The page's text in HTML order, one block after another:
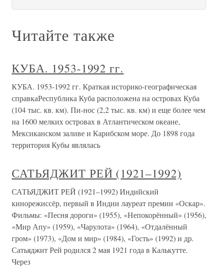
Читайте также
КУБА. 1953-1992 гг.
КУБА. 1953-1992 гг. Краткая историко-географическая
справкаРеспублика Куба расположена на островах Куба
(104 тыс. кв. км). Пи-нос (2,2 тыс. кв. км) и еще более чем
на 1600 мелких островах в Атлантическом океане,
Мексиканском заливе и Карибском море. До 1898 года
территория Кубы являлась
САТЬЯДЖИТ РЕЙ (1921–1992)
САТЬЯДЖИТ РЕЙ (1921–1992) Индийский
кинорежиссёр, первый в Индии лауреат премии «Оскар».
Фильмы: «Песня дороги» (1955), «Непокорённый» (1956),
«Мир Апу» (1959), «Чарулота» (1964), «Отдалённый
гром» (1973), «Дом и мир» (1984), «Гость» (1992) и др.
Сатьяджит Рей родился 2 мая 1921 года в Калькутте.
Через